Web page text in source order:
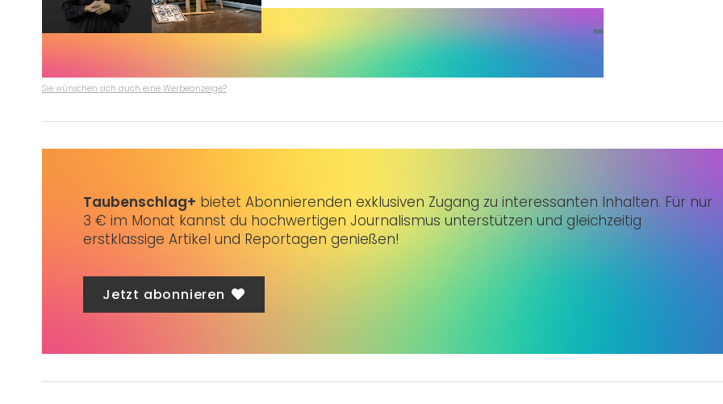
Sie wünschen sich auch eine Werbeanzeige?
Taubenschlag+ bietet Abonnierenden exklusiven Zugang zu interessanten Inhalten. Für nur
3 € im Monat kannst du hochwertigen Journalismus unterstützen und gleichzeitig
erstklassige Artikel und Reportagen genießen!
Jetzt abonnieren